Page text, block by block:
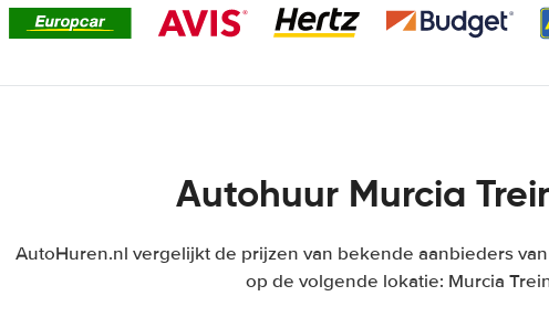
Autohuur Murcia
AutoHuren.nl vergelijkt de prijzen van bekende aanbieders
op de volgende lokatie: Murcia